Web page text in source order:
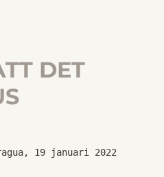
DET
19 januari 2022